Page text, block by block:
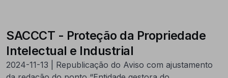
SACCCT - Proteção da Propriedade
Intelectual e Industrial
2024-11-13 | Republicação do Aviso com ajustamento